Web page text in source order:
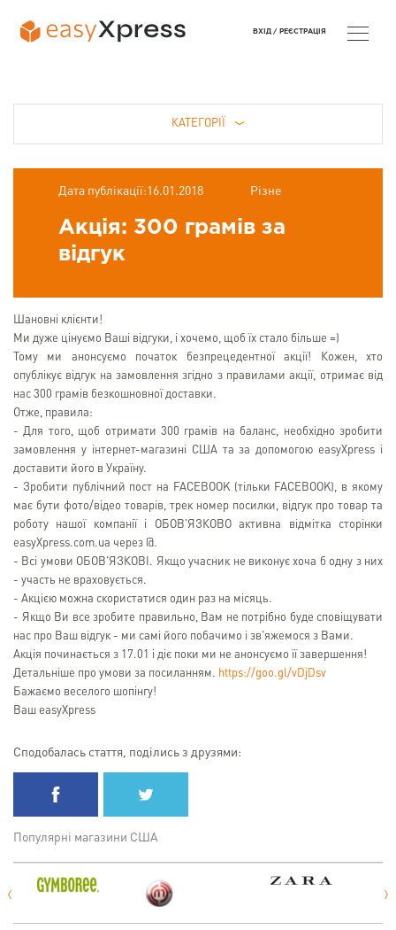
КАТЕГОРІЇ
Дата публікації:16.01.2018 Різне
Акція: 300 грамів за
відгук
Шановні клієнти!
Ми дуже цінуємо Ваші відгуки, і хочемо, щоб їх стало більше =)
Тому ми анонсуємо початок безпрецедентної акції! Кожен, хто
опублікує відгук на замовлення згідно з правилами акції, отримає від
нас 300 грамів безкошновної доставки.
Отже, правила:
- Для того, щоб отримати 300 грамів на баланс, необхідно зробити
замовлення у інтернет-магазині США та за допомогою easyXpress і
доставити його в Україну.
- Зробити публічний пост на FACEBOOK (тільки FACEBOOK), в якому
має бути фото/відео товарів, трек номер посилки, відгук про товар та
роботу нашої компанії і ОБОВ'ЯЗКОВО активна відмітка сторінки
easyXpress.com.ua через @.
- Всі умови ОБОВ'ЯЗКОВІ. Якщо учасник не виконує хоча б одну з них
- участь не враховується.
- Акцією можна скористатися один раз на місяць.
- Якщо Ви все зробите правильно, Вам не потрібно буде сповіщувати
нас про Ваш відгук - ми самі його побачимо і зв'яжемося з Вами.
Акція починається з 17.01 і діє поки ми не анонсуємо її завершення!
Детальніше про умови за посиланням. https://goo.gl/vDjDsv
Бажаємо веселого шопінгу!
Ваш easyXpress
Сподобалась стаття, поділись з друзями:
Популярні магазини США
ВХІД / РЕЄСТРАЦІЯ